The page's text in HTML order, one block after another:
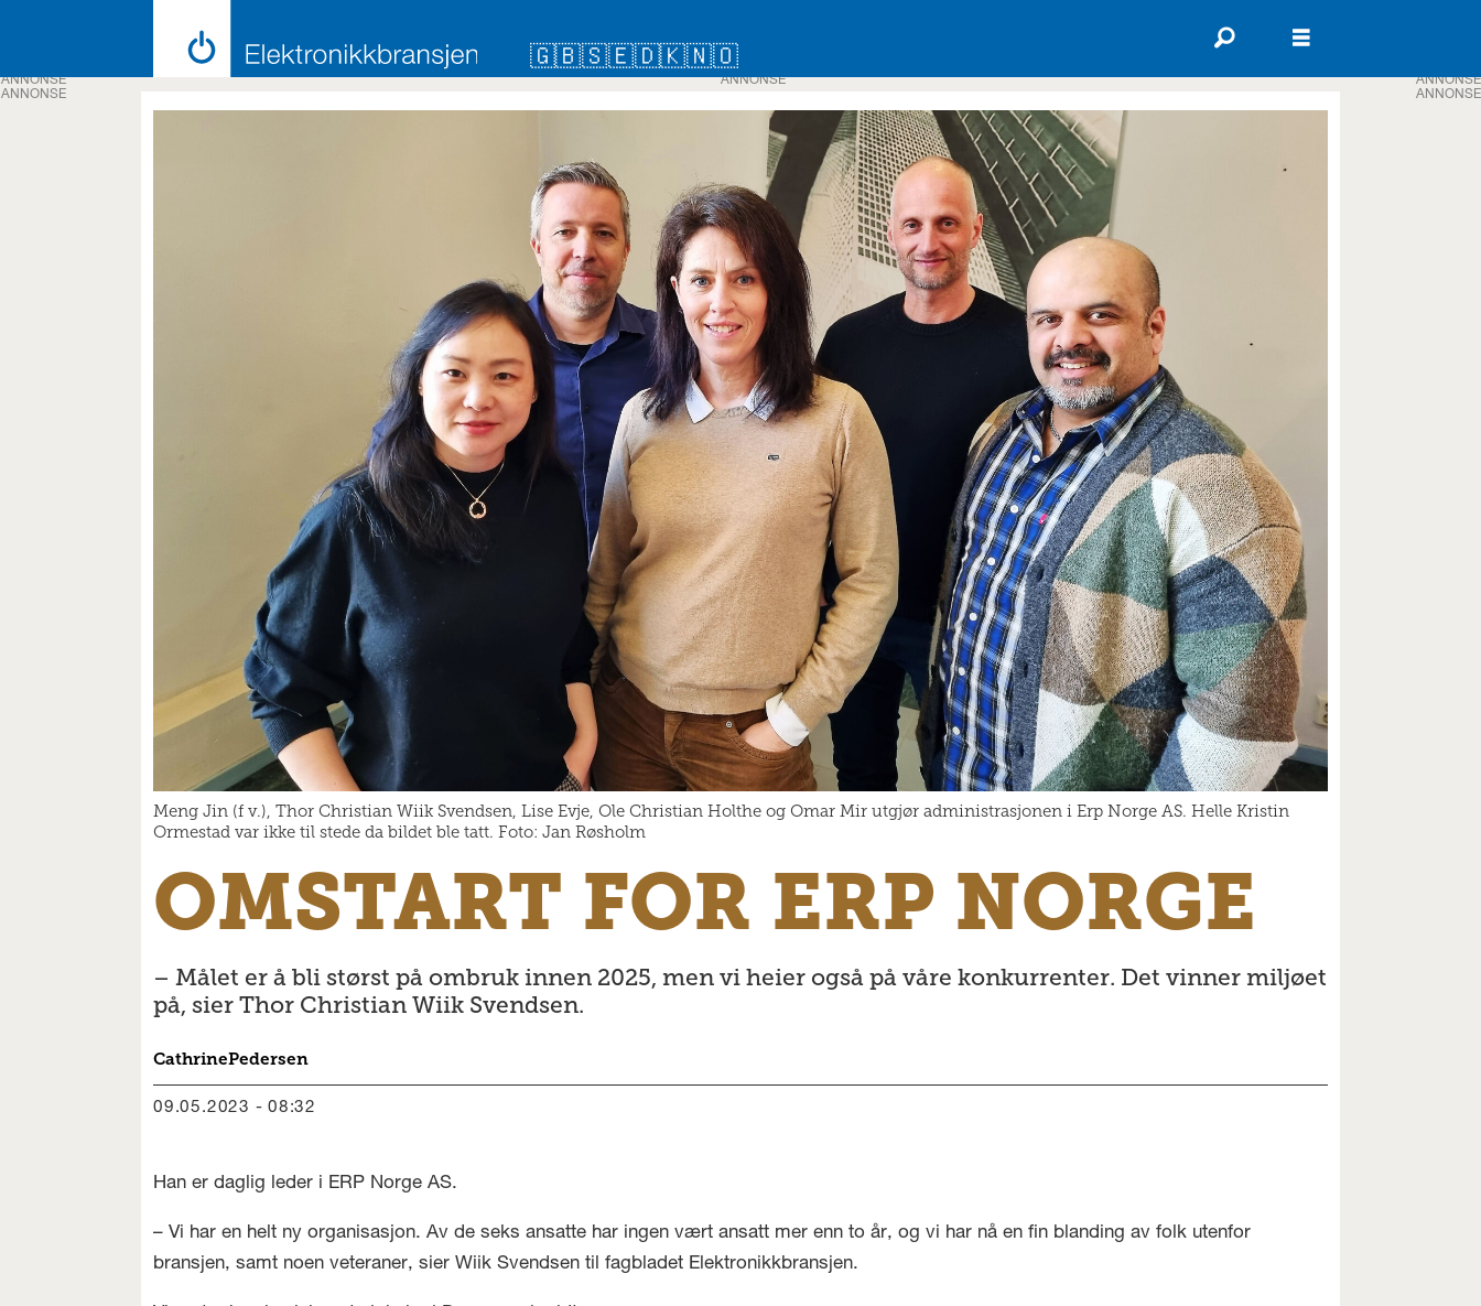
🇬🇧🇸🇪🇩🇰🇳🇴
ANNONSE
Meng Jin (f v.), Thor Christian Wiik Svendsen, Lise Evje, Ole Christian Holthe og Omar Mir utgjør administrasjonen i Erp Norge AS. Helle Kristin
Ormestad var ikke til stede da bildet ble tatt. Foto: Jan Røsholm
OMSTART FOR ERP NORGE
– Målet er å bli størst på ombruk innen 2025, men vi heier også på våre konkurrenter. Det vinner miljøet
på, sier Thor Christian Wiik Svendsen.
CathrinePedersen
09.05.2023 - 08:32
Han er daglig leder i ERP Norge AS.
– Vi har en helt ny organisasjon. Av de seks ansatte har ingen vært ansatt mer enn to år, og vi har nå en fin blanding av folk utenfor
bransjen, samt noen veteraner, sier Wiik Svendsen til fagbladet Elektronikkbransjen.
ANNONSE
ANNONSE
ANNONSE
ANNONSE